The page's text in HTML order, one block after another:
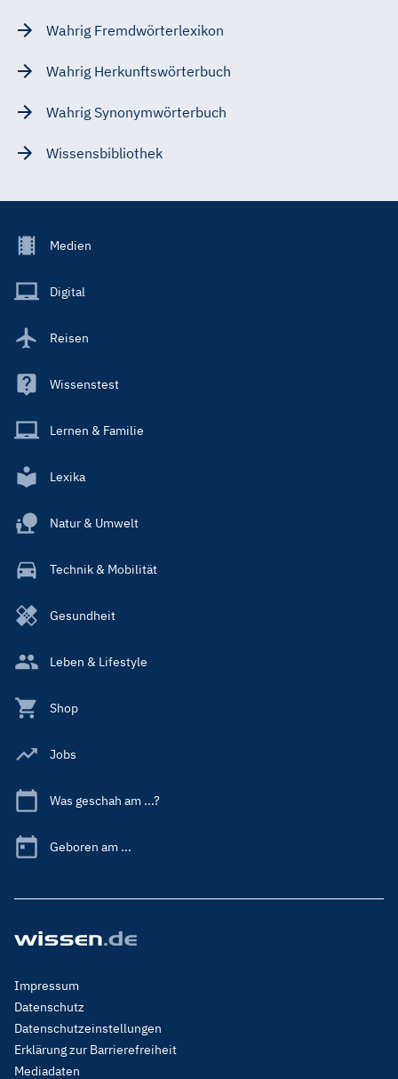
Wahrig Fremdwörterlexikon
Wahrig Herkunftswörterbuch
Wahrig Synonymwörterbuch
Wissensbibliothek
Footer
Main
Medien
Digital
Reisen
Wissenstest
Lernen & Familie
Lexika
Natur & Umwelt
Technik & Mobilität
Gesundheit
Leben & Lifestyle
Shop
Jobs
Was geschah am ...?
Geboren am ...
Footer
Menu
Legal
Impressum
Datenschutz
Datenschutzeinstellungen
Erklärung zur Barrierefreiheit
Mediadaten